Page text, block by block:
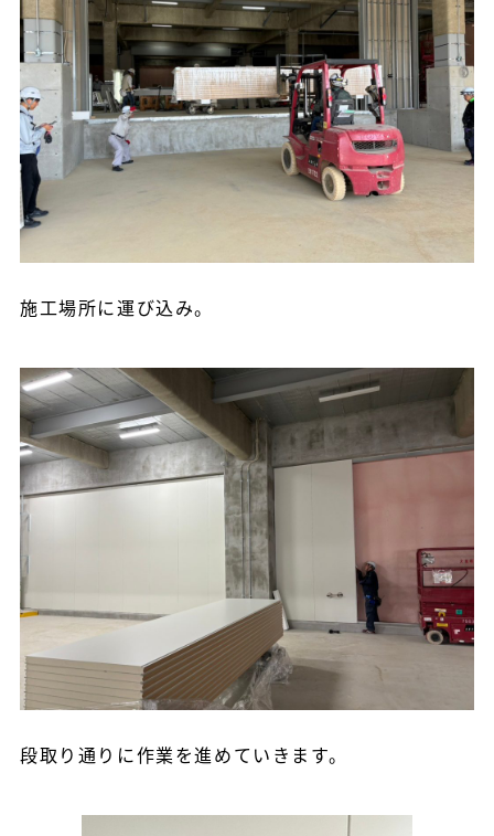
施工場所に運び込み。
段取り通りに作業を進めていきます。